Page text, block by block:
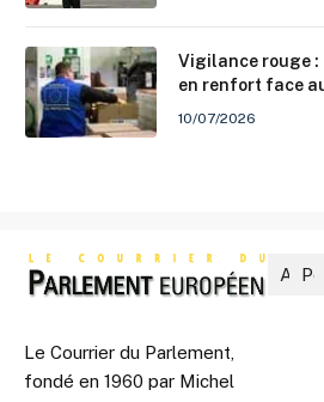
Vigilance rouge :
en renfort face
10/07/2026
Le Courrier du Parlement,
fondé en 1960 par Michel